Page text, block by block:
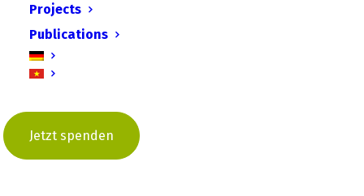
Projects
Publications
Jetzt spenden
UfU Informationen | Ausgabe 14 –
Juni 2025 | Niklas Müller & Tarek
Weinhold